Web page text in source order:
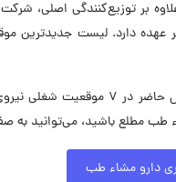
بر توزیع‌کنندگی اصلی،
بر عهده دارد. لیست
شرکت پخش سراسری دارو مشاء
مطلع باشید، می‌توانید به
دارو مشاء طب